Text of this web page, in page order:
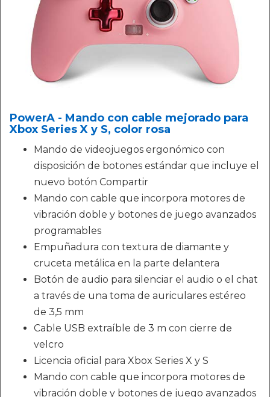
PowerA - Mando con cable mejorado para
Xbox Series X y S, color rosa
Mando de videojuegos ergonómico con
disposición de botones estándar que incluye el
nuevo botón Compartir
Mando con cable que incorpora motores de
vibración doble y botones de juego avanzados
programables
Empuñadura con textura de diamante y
cruceta metálica en la parte delantera
Botón de audio para silenciar el audio o el chat
a través de una toma de auriculares estéreo
de 3,5 mm
Cable USB extraíble de 3 m con cierre de
velcro
Licencia oficial para Xbox Series X y S
Mando con cable que incorpora motores de
vibración doble y botones de juego avanzados